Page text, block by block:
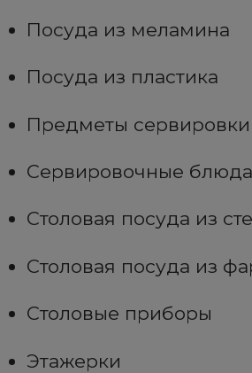
Посуда из меламина
Посуда из пластика
Предметы сервировки
Сервировочные блюда
Столовая посуда из
Столовая посуда из
Столовые приборы
Этажерки